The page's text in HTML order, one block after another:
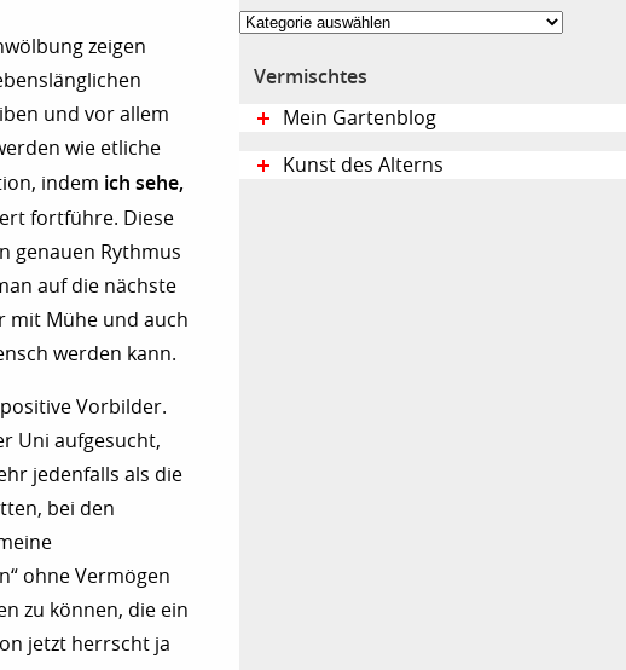
zeigen
und vor allem
wie etliche
indem ich sehe,
fortführe. Diese
genauen Rythmus
auf die nächste
mit Mühe und auch
werden kann.
Vorbilder.
Uni aufgesucht,
jedenfalls als die
bei den
ohne Vermögen
zu können, die ein
jetzt herrscht ja
Themen:
Vermischtes
Mein Gartenblog
Kunst des Alterns